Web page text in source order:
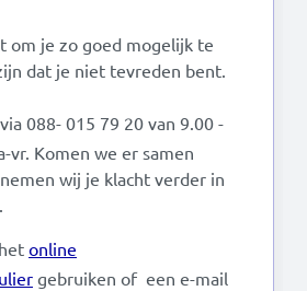
om je zo goed mogelijk te
dat je niet tevreden bent.
088- 015 79 20 van 9.00 -
vr. Komen we er samen
wij je klacht verder in
online
gebruiken of een e-mail